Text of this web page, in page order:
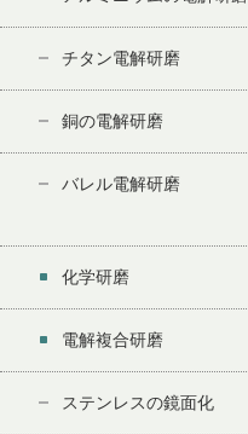
チタン電解研磨
銅の電解研磨
バレル電解研磨
化学研磨
電解複合研磨
ステンレスの鏡面化